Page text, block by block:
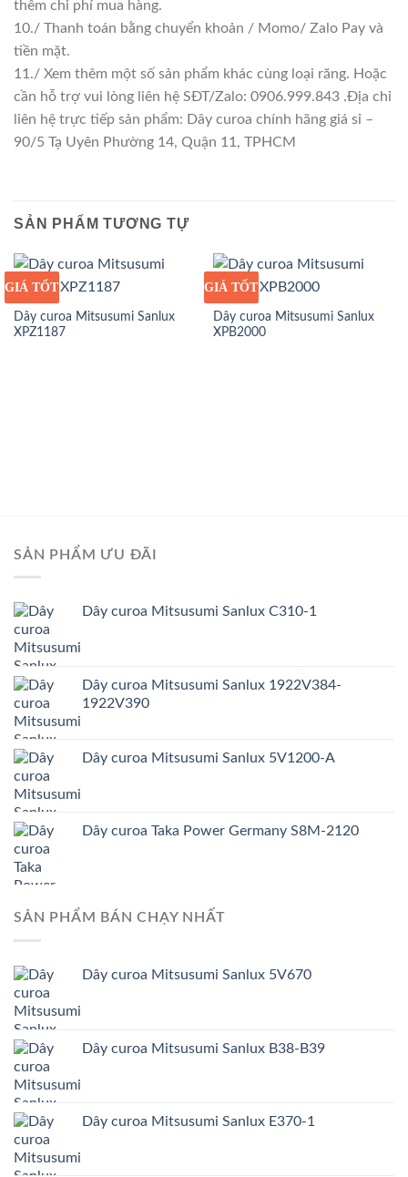
thêm chi phí mua hàng.
10./ Thanh toán bằng chuyển khoản / Momo/ Zalo Pay và
tiền mặt.
11./ Xem thêm một số sản phẩm khác cùng loại răng. Hoặc
cần hỗ trợ vui lòng liên hệ SĐT/Zalo: 0906.999.843 .Địa chỉ
liên hệ trực tiếp sản phẩm: Dây curoa chính hãng giá sỉ –
90/5 Tạ Uyên Phường 14, Quận 11, TPHCM
SẢN PHẨM TƯƠNG TỰ
GIÁ SỈ
GIÁ TỐT
Dây curoa Mitsusumi Sanlux
XPZ1187
GIÁ SỈ
GIÁ TỐT
Dây curoa Mitsusumi Sanlux
XPB2000
SẢN PHẨM ƯU ĐÃI
Dây curoa Mitsusumi Sanlux C310-1
Dây curoa Mitsusumi Sanlux 1922V384-
1922V390
Dây curoa Mitsusumi Sanlux 5V1200-A
Dây curoa Taka Power Germany S8M-2120
SẢN PHẨM BÁN CHẠY NHẤT
Dây curoa Mitsusumi Sanlux 5V670
Dây curoa Mitsusumi Sanlux B38-B39
Dây curoa Mitsusumi Sanlux E370-1